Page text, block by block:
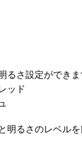
るさ設定ができま
ッド
明るさのレベルを